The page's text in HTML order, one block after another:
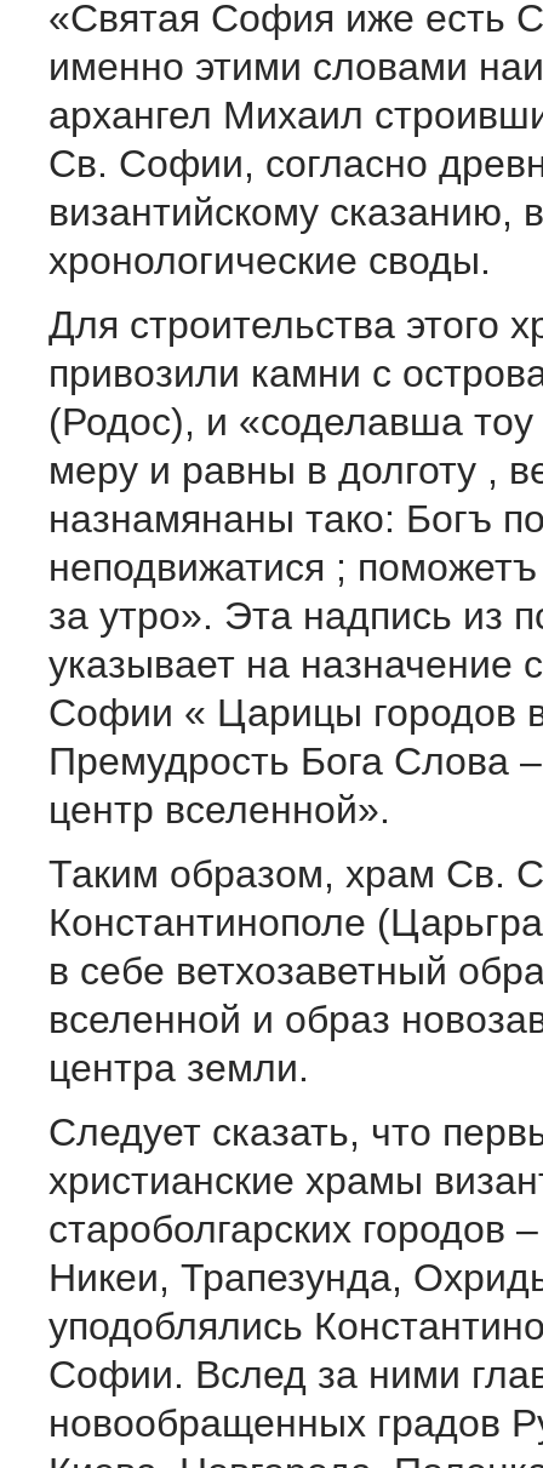
«Святая София иже есть
именно этими словами
архангел Михаил
Св. Софии, согласно
византийскому
хронологические своды.
Для строительства этого
привозили камни с
(Родос), и «соделавша
меру и равны в долготу ,
назнамянаны тако: Богъ
неподвижатися ;
за утро». Эта надпись из
указывает на назначение
Софии « Царицы городов
Премудрость Бога Слова
центр вселенной».
Таким образом, храм Св.
Константинополе
в себе ветхозаветный
вселенной и образ
центра земли.
Следует сказать, что
христианские храмы
староболгарских городов
Никеи, Трапезунда,
уподоблялись
Софии. Вслед за ними
новообращенных градов